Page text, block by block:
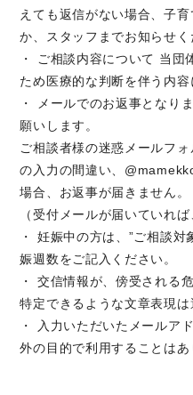
えても返信がない場合、子
か、スタッフまでお知らせく
・ ご相談内容について 当団
ため医療的な判断を伴う内容
・ メールでのお返事となり
願いします。
ご相談者様の迷惑メールフ
の入力の間違い、
場合、お返事が届きません。
（受付メールが届いていれ
・ 妊娠中の方は、”ご相談
娠週数をご記入ください。
・ 交信情報が、傍受される
特定できるような文章表現は
・ 入力いただいたメールア
外の目的で利用することはあ